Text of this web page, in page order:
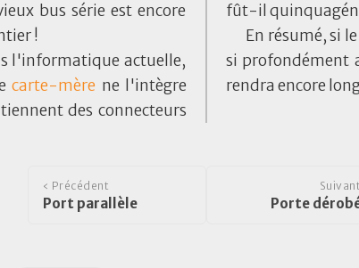
bus série est encore
!
l'informatique actuelle,
carte-mère ne l'intègre
des connecteurs
fût-il
En résumé, si
si profondément
rendra encore
‹ Précédent
Port parallèle Porte